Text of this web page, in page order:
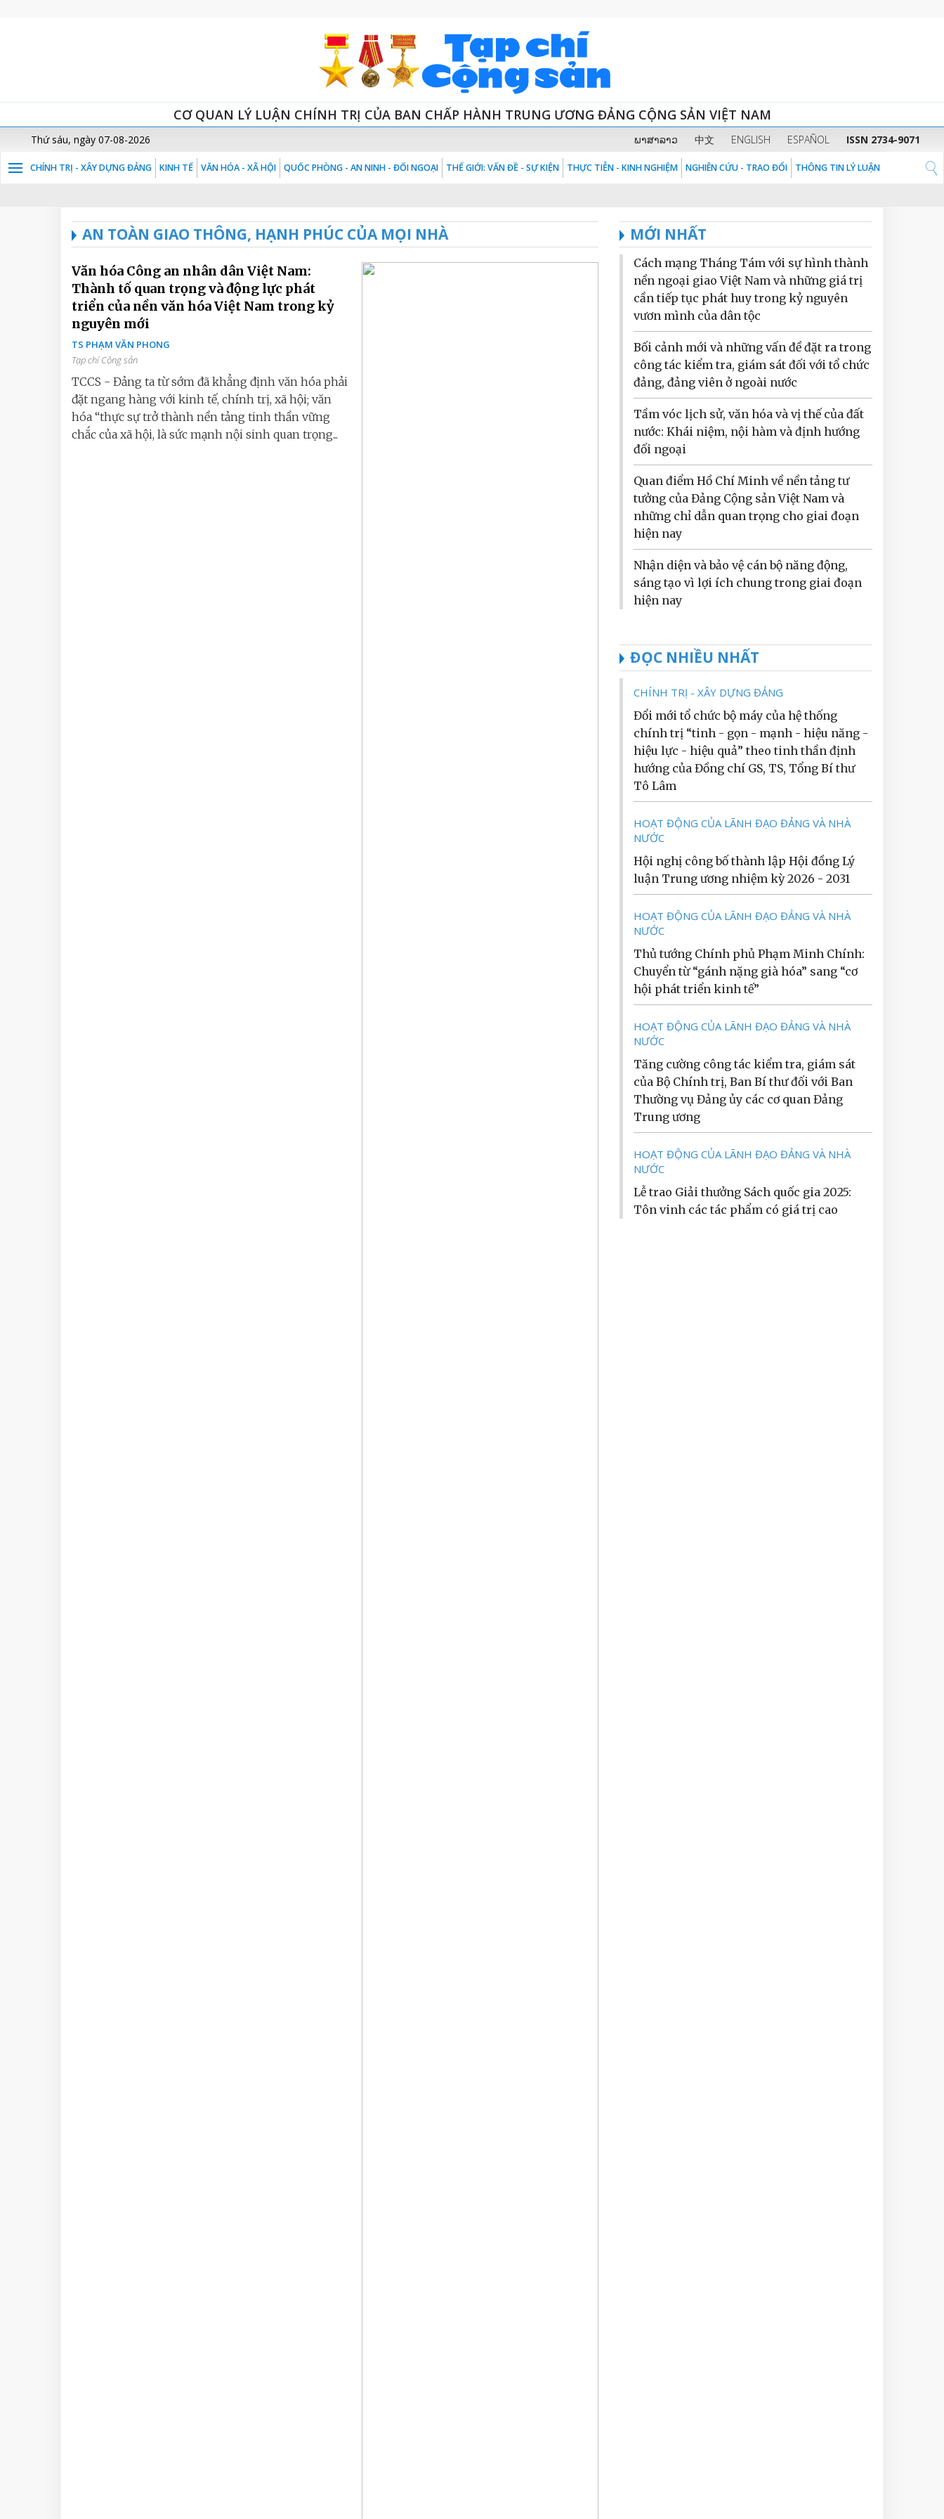
CƠ QUAN LÝ LUẬN CHÍNH TRỊ CỦA BAN CHẤP HÀNH TRUNG ƯƠNG ĐẢNG CỘNG SẢN VIỆT NAM
Thứ sáu, ngày 07-08-2026 ພາສາລາວ 中文 ENGLISH ESPAÑOL ISSN 2734-9071
CHÍNH TRỊ - XÂY DỰNG ĐẢNG KINH TẾ VĂN HÓA - XÃ HỘI QUỐC PHÒNG - AN NINH - ĐỐI NGOẠI THẾ GIỚI: VẤN ĐỀ - SỰ KIỆN THỰC TIỄN - KINH NGHIỆM NGHIÊN CỨU - TRAO ĐỔI THÔNG TIN LÝ LUẬN
AN TOÀN GIAO THÔNG, HẠNH PHÚC CỦA MỌI NHÀ
Văn hóa Công an nhân dân Việt Nam:
Thành tố quan trọng và động lực phát
triển của nền văn hóa Việt Nam trong kỷ
nguyên mới
TS PHẠM VĂN PHONG
Tạp chí Cộng sản
TCCS - Đảng ta từ sớm đã khẳng định văn hóa phải
đặt ngang hàng với kinh tế, chính trị, xã hội; văn
hóa “thực sự trở thành nền tảng tinh thần vững
chắc của xã hội, là sức mạnh nội sinh quan trọng...
MỚI NHẤT
Cách mạng Tháng Tám với sự hình thành
nền ngoại giao Việt Nam và những giá trị
cần tiếp tục phát huy trong kỷ nguyên
vươn mình của dân tộc
Bối cảnh mới và những vấn đề đặt ra trong
công tác kiểm tra, giám sát đối với tổ chức
đảng, đảng viên ở ngoài nước
Tầm vóc lịch sử, văn hóa và vị thế của đất
nước: Khái niệm, nội hàm và định hướng
đối ngoại
Quan điểm Hồ Chí Minh về nền tảng tư
tưởng của Đảng Cộng sản Việt Nam và
những chỉ dẫn quan trọng cho giai đoạn
hiện nay
Nhận diện và bảo vệ cán bộ năng động,
sáng tạo vì lợi ích chung trong giai đoạn
hiện nay
ĐỌC NHIỀU NHẤT
CHÍNH TRỊ - XÂY DỰNG ĐẢNG
Đổi mới tổ chức bộ máy của hệ thống
chính trị “tinh - gọn - mạnh - hiệu năng -
hiệu lực - hiệu quả” theo tinh thần định
hướng của Đồng chí GS, TS, Tổng Bí thư
Tô Lâm
HOẠT ĐỘNG CỦA LÃNH ĐẠO ĐẢNG VÀ NHÀ
NƯỚC
Hội nghị công bố thành lập Hội đồng Lý
luận Trung ương nhiệm kỳ 2026 - 2031
HOẠT ĐỘNG CỦA LÃNH ĐẠO ĐẢNG VÀ NHÀ
NƯỚC
Thủ tướng Chính phủ Phạm Minh Chính:
Chuyển từ “gánh nặng già hóa” sang “cơ
hội phát triển kinh tế”
HOẠT ĐỘNG CỦA LÃNH ĐẠO ĐẢNG VÀ NHÀ
NƯỚC
Tăng cường công tác kiểm tra, giám sát
của Bộ Chính trị, Ban Bí thư đối với Ban
Thường vụ Đảng ủy các cơ quan Đảng
Trung ương
HOẠT ĐỘNG CỦA LÃNH ĐẠO ĐẢNG VÀ NHÀ
NƯỚC
Lễ trao Giải thưởng Sách quốc gia 2025:
Tôn vinh các tác phẩm có giá trị cao